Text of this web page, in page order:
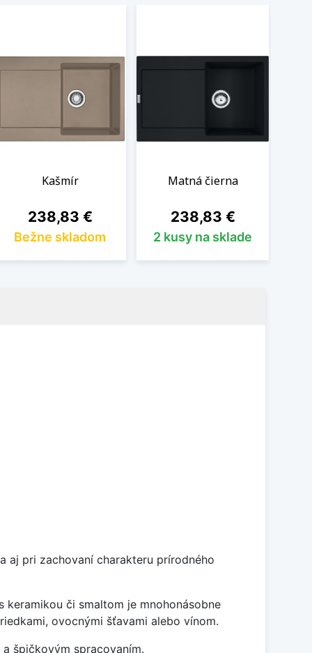
Kašmír
Cena
238,83 €
Bežne skladom
Matná čierna
Cena
238,83 €
2 kusy na sklade
aj pri zachovaní charakteru prírodného
či smaltom je mnohonásobne
ovocnými šťavami alebo vínom.
špičkovým spracovaním.